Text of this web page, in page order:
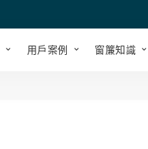
用戶案例 窗簾知識